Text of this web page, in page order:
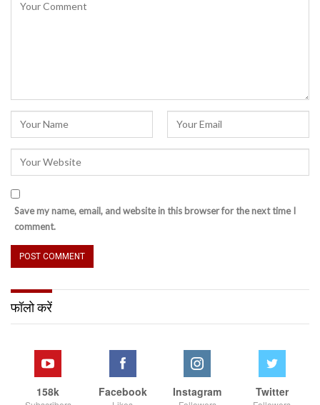
Save my name, email, and website in this browser for the next time I
comment.
फॉलो करें
158k Facebook Instagram Twitter